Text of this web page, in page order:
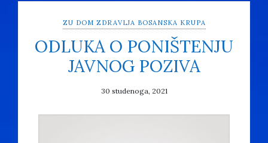
ZU DOM ZDRAVLJA BOSANSKA KRUPA
ODLUKA O PONIŠTENJU
JAVNOG POZIVA
30 studenoga, 2021